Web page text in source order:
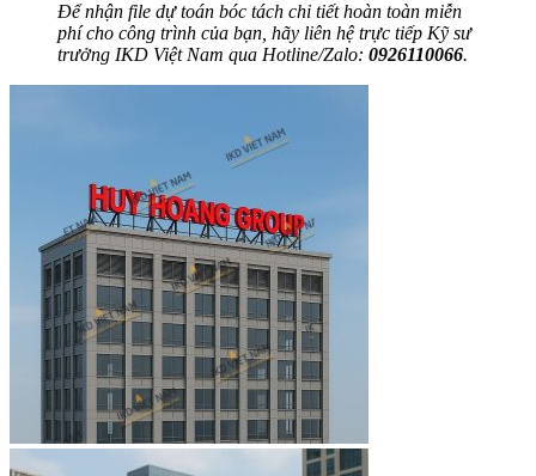
Để nhận file dự toán bóc tách chi tiết hoàn toàn miễn
phí cho công trình của bạn, hãy liên hệ trực tiếp Kỹ sư
trưởng IKD Việt Nam qua Hotline/Zalo: 0926110066.